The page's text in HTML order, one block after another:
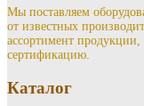
Мы поставляем
от известных
ассортимент
сертификацию.
Каталог